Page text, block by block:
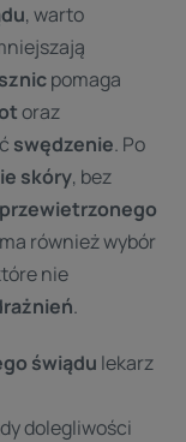
, warto
pomaga
oraz
swędzenie. Po
skóry, bez
również wybór
nie
.
świądu lekarz
dolegliwości